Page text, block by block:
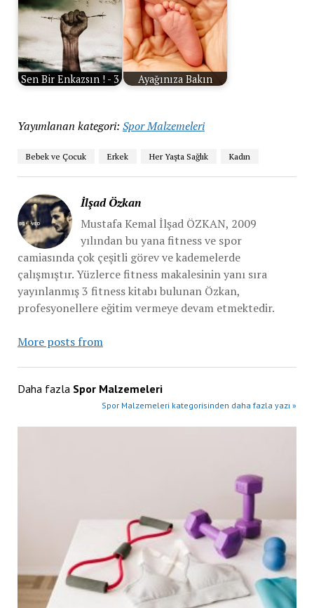
Sen Bir Enkazsın ! - 3 Ayağınıza Bakın
Yayımlanan kategori: Spor Malzemeleri
Bebek ve Çocuk Erkek Her Yaşta Sağlık Kadın
İlşad Özkan
Mustafa Kemal İlşad ÖZKAN, 2009
yılından bu yana fitness ve spor
camiasında çok çeşitli görev ve kademelerde
çalışmıştır. Yüzlerce fitness makalesinin yanı sıra
yayınlanmış 3 fitness kitabı bulunan Özkan,
profesyonellere eğitim vermeye devam etmektedir.
More posts from
Daha fazla Spor Malzemeleri
Spor Malzemeleri kategorisinden daha fazla yazı »